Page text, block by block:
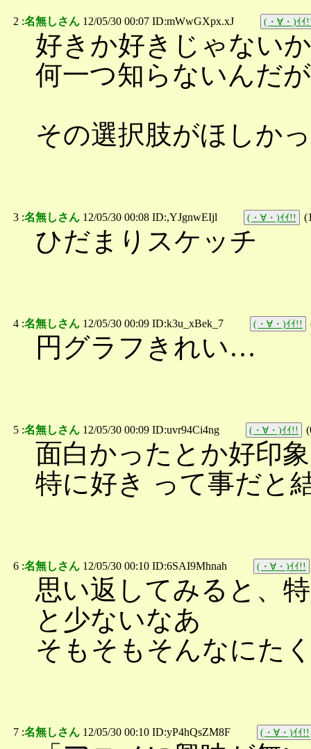
2 :名無しさん 12/05/30 00:07 ID:mWwGXpx.xJ (・∀・)ｲｲ
好きか好きじゃない
何一つ知らないんだが
その選択肢がほしか
3 :名無しさん 12/05/30 00:08 ID:,YJgnwEIjl (・∀・)ｲｲ!! (
ひだまりスケッチ
4 :名無しさん 12/05/30 00:09 ID:k3u_xBek_7 (・∀・)ｲｲ!!
円グラフきれい…
5 :名無しさん 12/05/30 00:09 ID:uvr94Ci4ng (・∀・)ｲｲ!! (
面白かったとか好印
特に好き って事だと
6 :名無しさん 12/05/30 00:10 ID:6SAI9Mhnah (・∀・)ｲｲ!!
思い返してみると、
と少ないなあ
そもそもそんなにた
7 :名無しさん 12/05/30 00:10 ID:yP4hQsZM8F (・∀・)ｲｲ!!